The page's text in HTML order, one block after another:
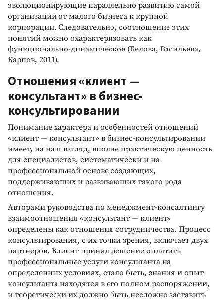
эволюционирующие параллельно развитию самой
организации от малого бизнеса к крупной
корпорации. Следовательно, соотношение этих
понятий можно охарактеризовать как
функционально-динамическое (Белова, Васильева,
Карпов, 2011).
Отношения «клиент —
консультант» в бизнес-
консультировании
Понимание характера и особенностей отношений
«клиент — консультант» в бизнес-консультировании
имеет, на наш взгляд, вполне практическую ценность
для специалистов, систематически и на
профессиональной основе создающих,
поддерживающих и развивающих такого рода
отношения.
Авторами руководства по менеджмент-консалтингу
взаимоотношения «консультант — клиент»
определены как отношения сотрудничества. Процесс
консультирования, с их точки зрения, включает двух
партнеров. Клиент принял решение оплатить
профессиональные услуги консультанта на
определенных условиях, стало быть, знания и опыт
консультанта находятся в его полном распоряжении,
и теоретически их должно быть несложно заставить